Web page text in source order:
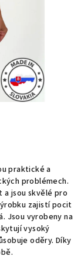
praktické a
problémech.
a jsou skvělé pro
zajistí pocit
Jsou vyrobeny na
vysoký
oděry. Díky